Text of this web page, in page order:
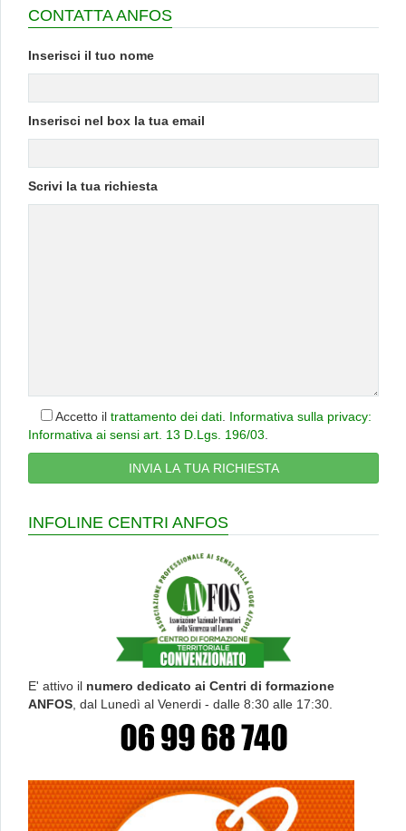
CONTATTA ANFOS
Inserisci il tuo nome
Inserisci nel box la tua email
Scrivi la tua richiesta
Accetto il trattamento dei dati Informativa sulla privacy:
Informativa ai sensi art. 13 D.Lgs. 196/03
INFOLINE CENTRI ANFOS
E' attivo il numero dedicato ai Centri di formazione
ANFOS , dal Lunedì al Venerdi - dalle 8:30 alle 17:30.